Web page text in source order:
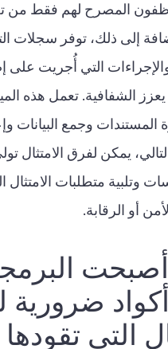
المصرح لهم فقط من
إلى ذلك، توفر سجلات
والإجراءات التي أُجريت على
يعزز الشفافية. تعمل هذه
المستندات وجمع البيانات
يمكن لفرق الامتثال
وتلبية متطلبات الامتثال
أو الرقابة.
أصبحت
ضرورية
التي تقودها